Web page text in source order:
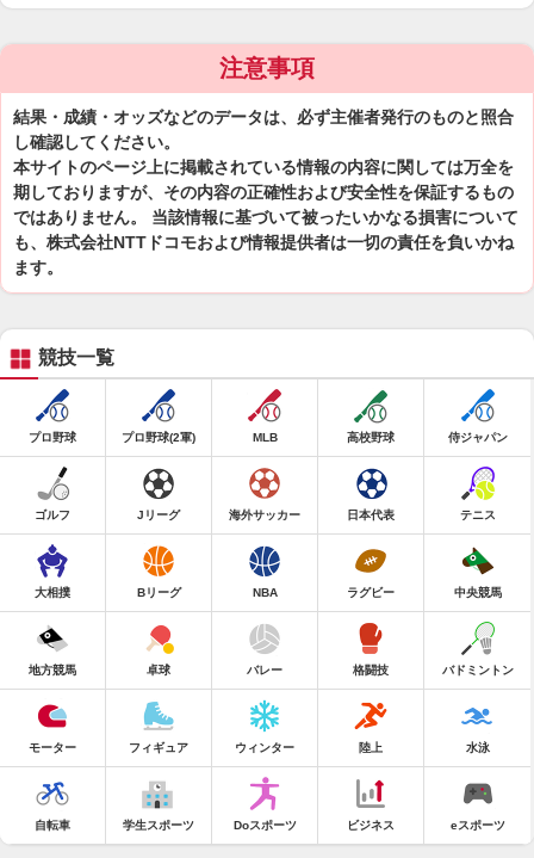
注意事項
結果・成績・オッズなどのデータは、必ず主催者発行のものと照合
し確認してください。
本サイトのページ上に掲載されている情報の内容に関しては万全を
期しておりますが、その内容の正確性および安全性を保証するもの
ではありません。 当該情報に基づいて被ったいかなる損害について
も、株式会社NTTドコモおよび情報提供者は一切の責任を負いかね
ます。
競技一覧
プロ野球 プロ野球(2軍) MLB 高校野球 侍ジャパン
ゴルフ Jリーグ 海外サッカー 日本代表 テニス
大相撲 Bリーグ NBA ラグビー 中央競馬
地方競馬 卓球 バレー 格闘技 バドミントン
モーター フィギュア ウィンター 陸上 水泳
自転車 学生スポーツ Doスポーツ ビジネス eスポーツ